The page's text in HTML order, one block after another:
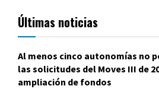
Últimas noticias
Al menos cinco autonomías no
las solicitudes del Moves III de
ampliación de fondos